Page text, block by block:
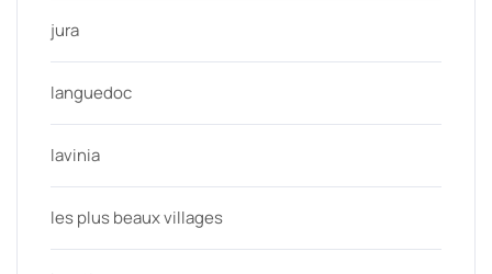
jura
languedoc
lavinia
les plus beaux villages